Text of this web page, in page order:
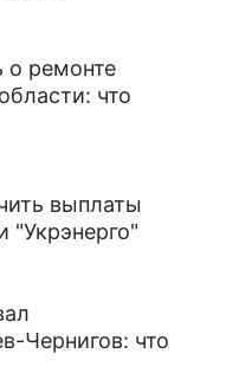
о ремонте
что
выплаты
"Укрэнерго"
Чернигов: что